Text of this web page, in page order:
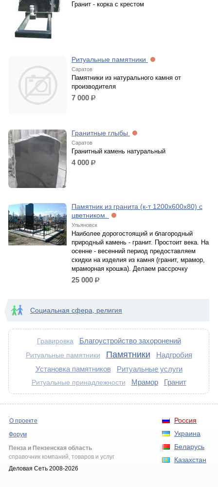
Гранит - корка с крестом
Ритуальные памятники
Саратов
Памятники из натурального камня от
производителя
7 000 р.
Гранитные глыбы
Саратов
Гранитный камень натуральный
4 000 р.
Памятник из гранита (к-т 1200х600х80) с
цветником.
Ульяновск
Наиболее дорогостоящий и благородный
природный камень - гранит. Простоит века. На
осенне - весенний период предоставляем
скидки на изделия из камня (гранит, мрамор,
мраморная крошка). Делаем рассрочку
25 000 р.
Социальная сфера, религия
Гравировка Благоустройство захоронений
Ритуальные памятники Памятники
Надгробия
Установка памятников
Ритуальные услуги
Ритуальные принадлежности Мрамор Гранит
Россия
Украина
Беларусь
Казахстан
О проекте
Форум
Пенза и Пензенская область
справочник компаний, товаров и услуг
Деловая Сеть 2008-2026